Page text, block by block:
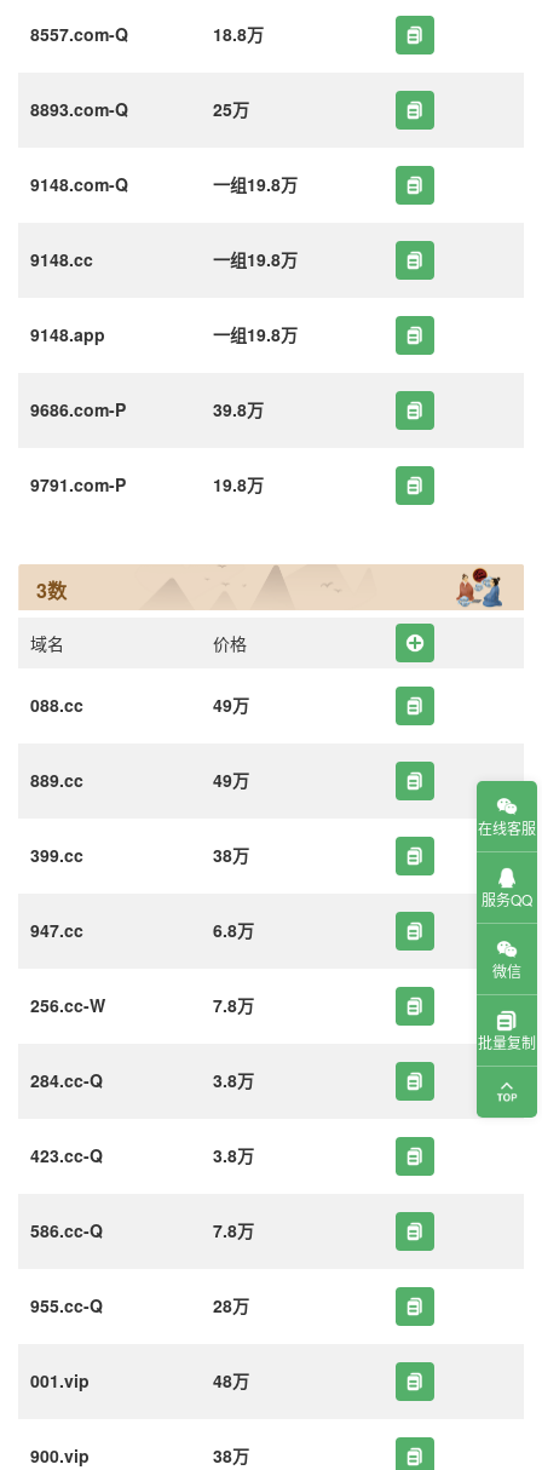
8557.com-Q 18.8万
8893.com-Q 25万
9148.com-Q 一组19.8万
9148.cc 一组19.8万
9148.app 一组19.8万
9686.com-P 39.8万
9791.com-P 19.8万
3数
域名 价格
088.cc 49万
889.cc 49万
399.cc 38万
947.cc 6.8万
256.cc-W 7.8万
284.cc-Q 3.8万
423.cc-Q 3.8万
586.cc-Q 7.8万
955.cc-Q 28万
001.vip 48万
900.vip 38万
在线客服
服务QQ
微信
批量复制